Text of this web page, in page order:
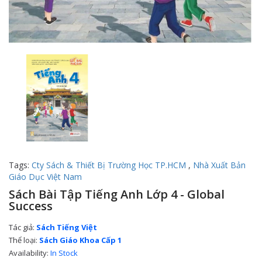
Tags: Cty Sách & Thiết Bị Trường Học TP.HCM , Nhà Xuất Bản
Giáo Dục Việt Nam
Sách Bài Tập Tiếng Anh Lớp 4 - Global
Success
Tác giả: Sách Tiếng Việt
Thể loại: Sách Giáo Khoa Cấp 1
Availability: In Stock